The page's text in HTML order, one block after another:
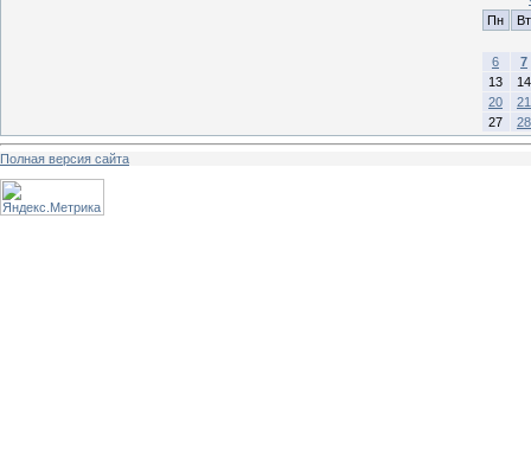
Пн
Вт
6
7
13
14
20
21
27
28
Полная версия сайта